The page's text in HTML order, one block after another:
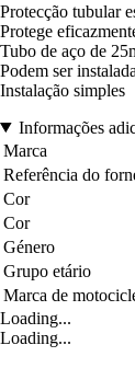
Protecção tubular
Protege
Tubo de aço de
Podem ser
Instalação simples
Informações
Marca
Referência do
Cor
Cor
Género
Grupo etário
Marca de
Loading...
Loading...